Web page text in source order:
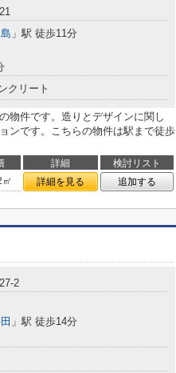
」駅 徒歩11分
クリート
物件です。造りとデザインに関し
ンです。こちらの物件は駅まで徒歩
詳細
検討リスト
詳細を見る 追加する
2
」駅 徒歩14分